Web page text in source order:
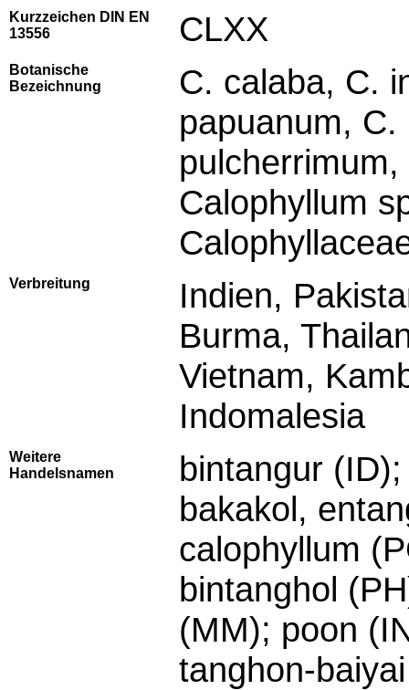
Kurzzeichen DIN EN
13556
CLXX
Botanische
Bezeichnung
C. calaba, C.
papuanum,
Calophyllum
Verbreitung
Indien,
Burma,
Vietnam,
Indomalesia
Weitere
Handelsnamen
bintangur
bakakol,
calophyllum
bintanghol
(MM); poon
tanghon-